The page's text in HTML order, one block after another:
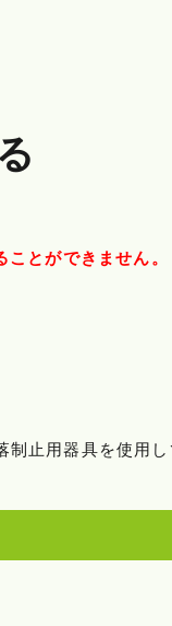
とができません。
止用器具を使用